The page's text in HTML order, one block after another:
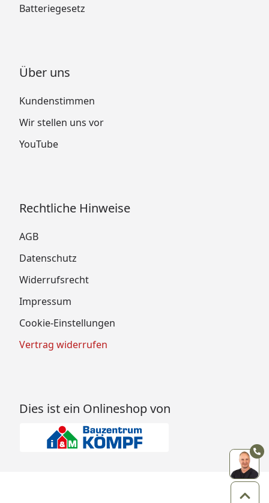
Batteriegesetz
Über uns
Kundenstimmen
Wir stellen uns vor
YouTube
Rechtliche Hinweise
AGB
Datenschutz
Widerrufsrecht
Impressum
Cookie-Einstellungen
Vertrag widerrufen
Dies ist ein Onlineshop von